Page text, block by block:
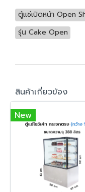
ตู้แช่เปิดหน้า Open
รุ่น Cake Open
สินค้าเกี่ยวข้อง
New